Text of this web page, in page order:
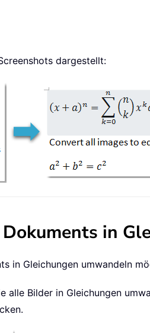
dargestellt:
in
in Gleichungen umwandeln
alle Bilder in Gleichungen